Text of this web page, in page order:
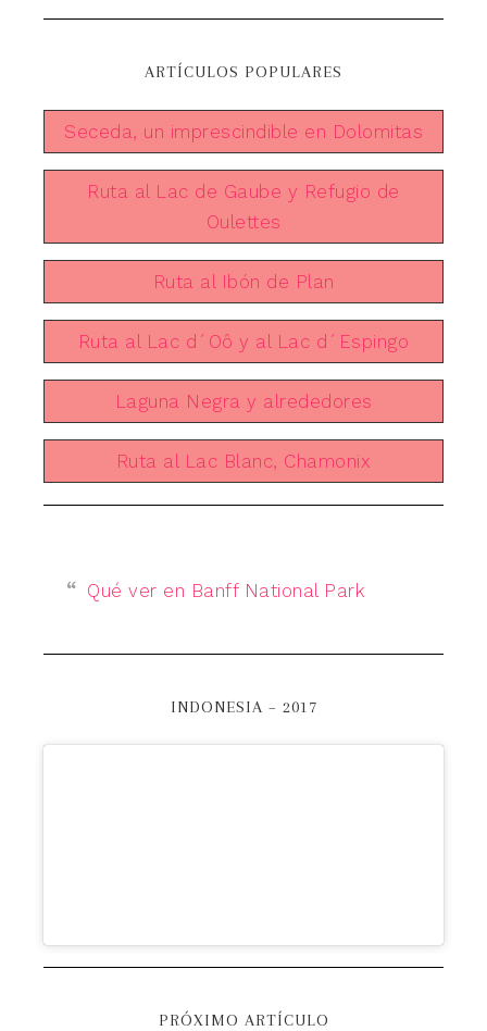
ARTÍCULOS POPULARES
Seceda, un imprescindible en Dolomitas
Ruta al Lac de Gaube y Refugio de
Oulettes
Ruta al Ibón de Plan
Ruta al Lac d´Oô y al Lac d´Espingo
Laguna Negra y alrededores
Ruta al Lac Blanc, Chamonix
Qué ver en Banff National Park
INDONESIA – 2017
PRÓXIMO ARTÍCULO